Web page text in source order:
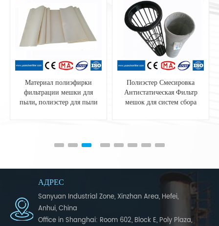
Материал полиэфирки
фильтрации мешки для
пыли, полиэстер для пыли
Полиэстер Смесировка
Антистатическая Фильтр
мешок для систем сбора
АДРЕС
Sanyuan Industrial Zone, Xinzhan Area, Hefei,
Anhui, China
Office in Shanghai: Room 602, Block E, Poly Plaza,